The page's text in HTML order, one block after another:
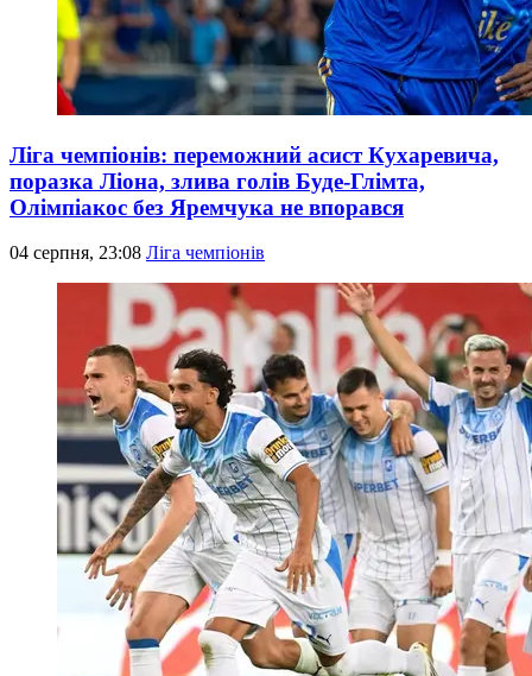
Ліга чемпіонів: переможний асист Кухаревича,
поразка Ліона, злива голів Буде-Глімта,
Олімпіакос без Яремчука не впорався
04 серпня, 23:08 Ліга чемпіонів